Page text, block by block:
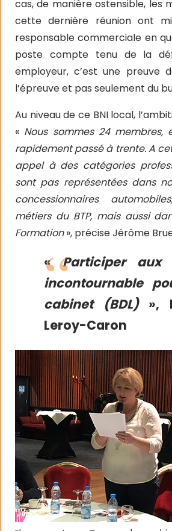
cas, de manière ostensible, les
cette dernière réunion ont
responsable commerciale en
poste compte tenu de la
employeur, c’est une preuve
l’épreuve et pas seulement du
Au niveau de ce BNI local,
« Nous sommes 24 membres,
rapidement passé à trente. A
appel à des catégories
sont pas représentées dans
concessionnaires
métiers du BTP, mais aussi
Formation», précise Jérôme
«Participer aux
incontournable
cabinet (BDL) »,
Leroy-Caron